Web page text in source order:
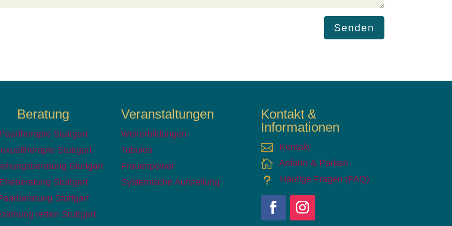
Senden
Beratung
Paartherapie Stuttgart
Stuttgart
Stuttgart
Eheberatung Stuttgart
Stuttgart
retten Stuttgart
Veranstaltungen
Weiterbildungen
Tabulos
Frauenpower
Systemische Aufstellung
Kontakt &
Informationen
 Kontakt
 Anfahrt & Parken
u Häufige Fragen (FAQ)